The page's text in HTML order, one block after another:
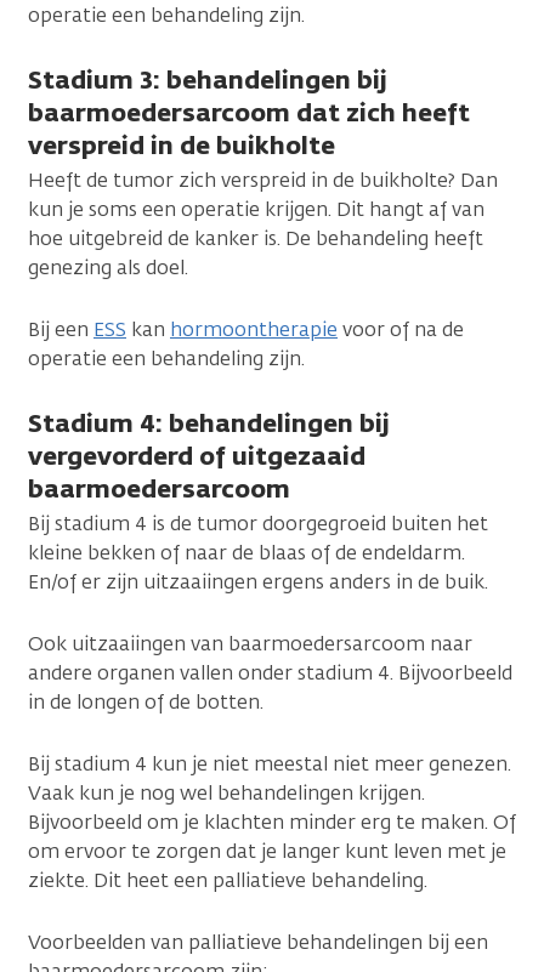
operatie een behandeling zijn.
Stadium 3: behandelingen bij
baarmoedersarcoom dat zich heeft
verspreid in de buikholte
Heeft de tumor zich verspreid in de buikholte? Dan
kun je soms een operatie krijgen. Dit hangt af van
hoe uitgebreid de kanker is. De behandeling heeft
genezing als doel.
Bij een ESS kan hormoontherapie voor of na de
operatie een behandeling zijn.
Stadium 4: behandelingen bij
vergevorderd of uitgezaaid
baarmoedersarcoom
Bij stadium 4 is de tumor doorgegroeid buiten het
kleine bekken of naar de blaas of de endeldarm.
En/of er zijn uitzaaiingen ergens anders in de buik.
Ook uitzaaiingen van baarmoedersarcoom naar
andere organen vallen onder stadium 4. Bijvoorbeeld
in de longen of de botten.
Bij stadium 4 kun je niet meestal niet meer genezen.
Vaak kun je nog wel behandelingen krijgen.
Bijvoorbeeld om je klachten minder erg te maken. Of
om ervoor te zorgen dat je langer kunt leven met je
ziekte. Dit heet een palliatieve behandeling.
Voorbeelden van palliatieve behandelingen bij een